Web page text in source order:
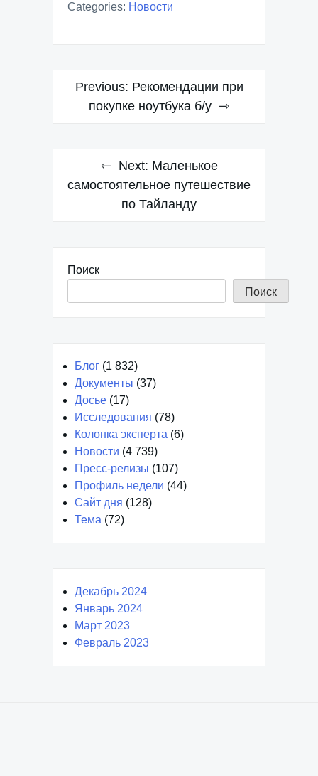
Categories: Новости
Навигация
Previous: Рекомендации при
покупке ноутбука б/у
Next: Маленькое
самостоятельное путешествие
по Тайланду
Поиск
Поиск
Блог (1 832)
Документы (37)
Досье (17)
Исследования (78)
Колонка эксперта (6)
Новости (4 739)
Пресс-релизы (107)
Профиль недели (44)
Сайт дня (128)
Тема (72)
Декабрь 2024
Январь 2024
Март 2023
Февраль 2023